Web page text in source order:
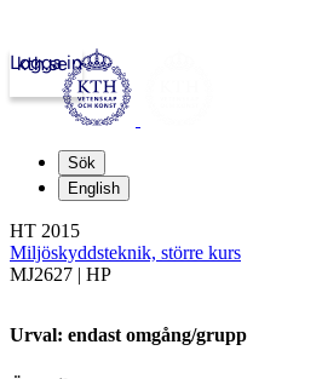
kth.se
Logga in
Sök
English
HT 2015
Miljöskyddsteknik, större kurs
MJ2627 | HP
Urval: endast omgång/grupp